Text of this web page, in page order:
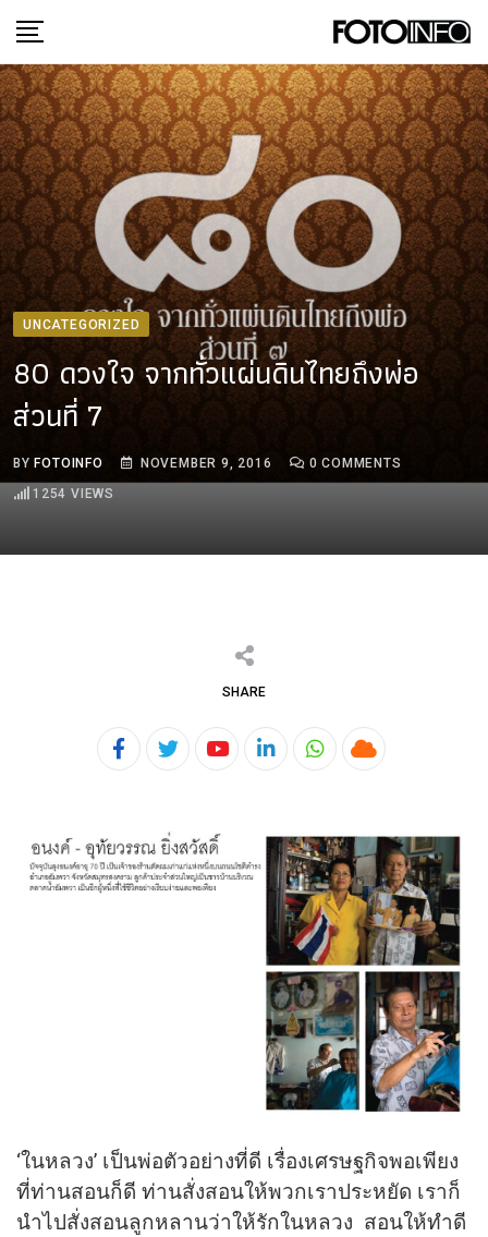
to
content
UNCATEGORIZED
80 ดวงใจ จากทั่วแผ่นดินไทยถึงพ่อ
ส่วนที่ 7
BYFOTOINFO NOVEMBER 9, 2016 0 COMMENTS
1254 VIEWS
SHARE
YoutubeLinkedInWhatsapp
Cloud
‘ในหลวง’ เป็นพ่อตัวอย่างที่ดี เรื่องเศรษฐกิจพอเพียง
ที่ท่านสอนก็ดี ท่านสั่งสอนให้พวกเราประหยัด เราก็
นำไปสั่งสอนลูกหลานว่าให้รักในหลวง สอนให้ทำดี